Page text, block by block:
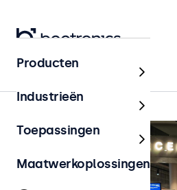
Kiosks & Self-Service
Producten
Industrieën
Toepassingen
Maatwerkoplossingen